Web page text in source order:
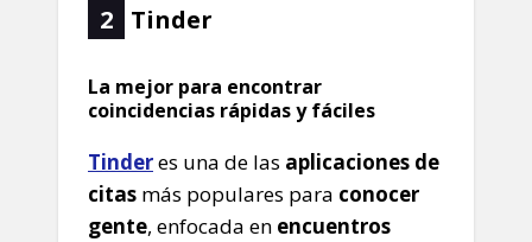
2 Tinder
La mejor para encontrar
coincidencias rápidas y fáciles
Tinderes una de las aplicaciones de
citas más populares para conocer
gente, enfocada en encuentros